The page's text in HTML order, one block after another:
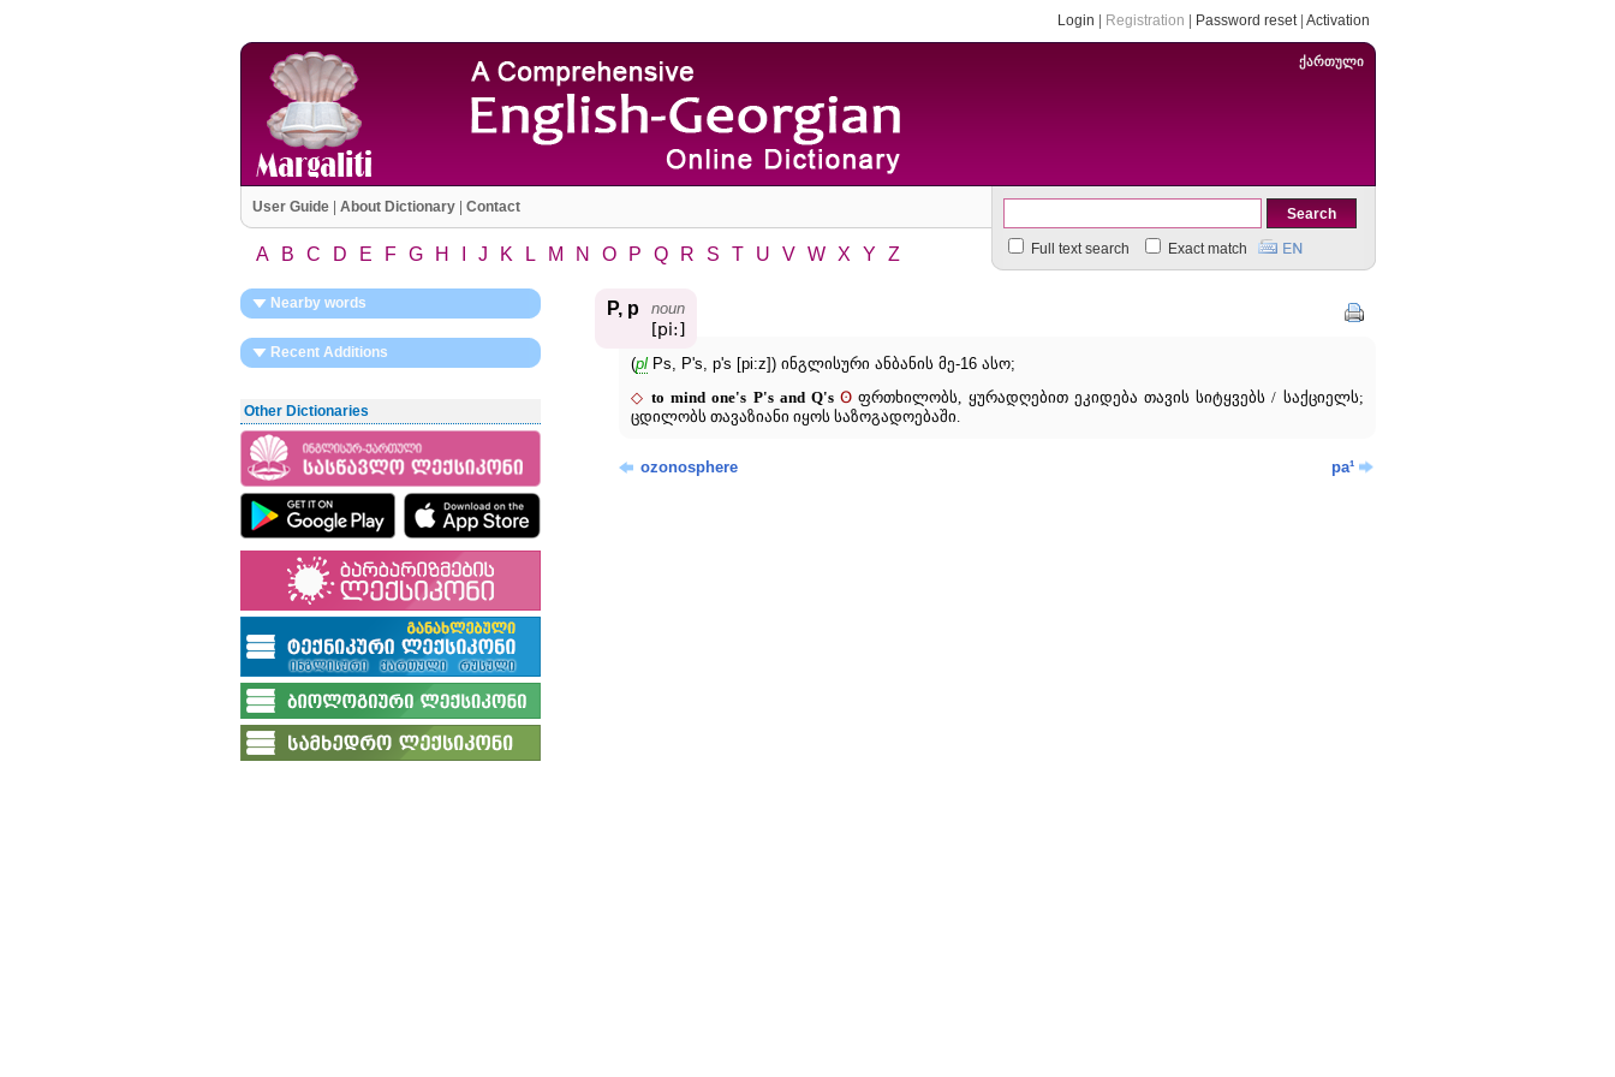
Login Registration Password reset| Activation
ქართული
User Guide| About Dictionary| Contact
Full text search Exact match
A B C D E F G H J K L M N O P Q R S T U V W X Y Z
Nearby words
Recent Additions
Other Dictionaries
P, p noun
[pi:]
(plPs, P's, p's [pi:z]) ინგლისური ანბანის მე-16 ასო;
◇ to mind one's P's and Q's ʘ ფრთხილობს, ყურადღებით ეკიდება თავის სიტყვებს / საქციელს;
ცდილობს თავაზიანი იყოს საზოგადოებაში.
ozonosphere pa¹